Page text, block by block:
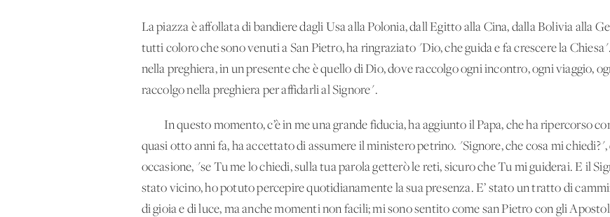
La piazza è affollata di bandiere dagli Usa alla Polonia, dall'Egitto alla Cina, dalla Bolivia
tutti coloro che sono venuti a San Pietro, ha ringraziato "Dio, che guida e fa crescere la
nella preghiera, in un presente che è quello di Dio, dove raccolgo ogni incontro, ogni viaggio,
raccolgo nella preghiera per affidarli al Signore".
In questo momento, c’è in me una grande fiducia, ha aggiunto il Papa, che ha ripercorso
quasi otto anni fa, ha accettato di assumere il ministero petrino. "Signore, che cosa mi
occasione, "se Tu me lo chiedi, sulla tua parola getterò le reti, sicuro che Tu mi guiderai. E il
stato vicino, ho potuto percepire quotidianamente la sua presenza. E’ stato un tratto di
di gioia e di luce, ma anche momenti non facili; mi sono sentito come san Pietro con gli